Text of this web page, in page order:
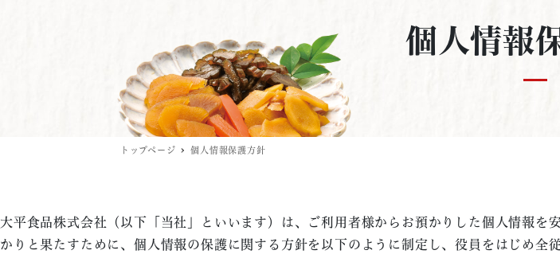
個人情報
トップページ 個人情報保護方針
大平食品株式会社（以下「当社」といいます）は、ご利用者様からお預かりした個人情報
かりと果たすために、個人情報の保護に関する方針を以下のように制定し、役員をはじめ